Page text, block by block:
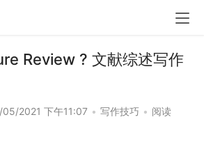
Review ? 文献综述写作
05/2021 下午11:07 • 写作技巧 • 阅读